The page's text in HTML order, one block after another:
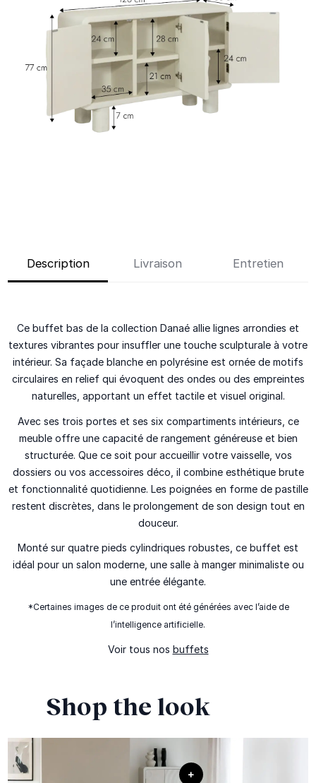
Description Livraison Entretien
Ce buffet bas de la collection Danaé allie lignes arrondies et
textures vibrantes pour insuffler une touche sculpturale à votre
intérieur. Sa façade blanche en polyrésine est ornée de motifs
circulaires en relief qui évoquent des ondes ou des empreintes
naturelles, apportant un effet tactile et visuel original.
Avec ses trois portes et ses six compartiments intérieurs, ce
meuble offre une capacité de rangement généreuse et bien
structurée. Que ce soit pour accueillir votre vaisselle, vos
dossiers ou vos accessoires déco, il combine esthétique brute
et fonctionnalité quotidienne. Les poignées en forme de pastille
restent discrètes, dans le prolongement de son design tout en
douceur.
Monté sur quatre pieds cylindriques robustes, ce buffet est
idéal pour un salon moderne, une salle à manger minimaliste ou
une entrée élégante.
*Certaines images de ce produit ont été générées avec l’aide de
l’intelligence artificielle.
Voir tous nos buffets
Shop the look
+